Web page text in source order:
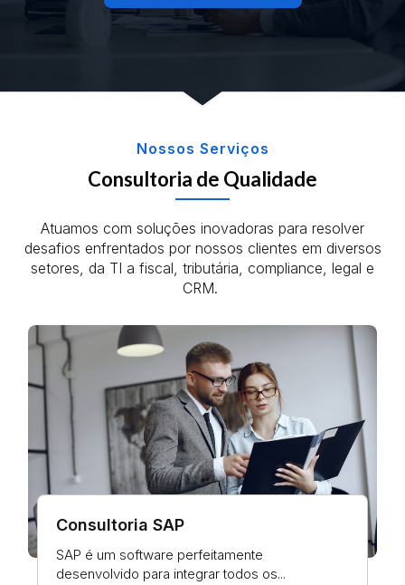
Nossos Serviços
Consultoria de Qualidade
Atuamos com soluções inovadoras para resolver
desafios enfrentados por nossos clientes em diversos
setores, da TI a fiscal, tributária, compliance, legal e
CRM.
Consultoria SAP
SAP é um software perfeitamente
desenvolvido para integrar todos os...